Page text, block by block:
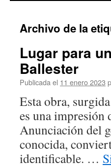
Archivo de la
Lugar para
Ballester
Publicada el 11 enero 2023
Esta obra,
es una
Anunciación del
conocida,
identificable. …